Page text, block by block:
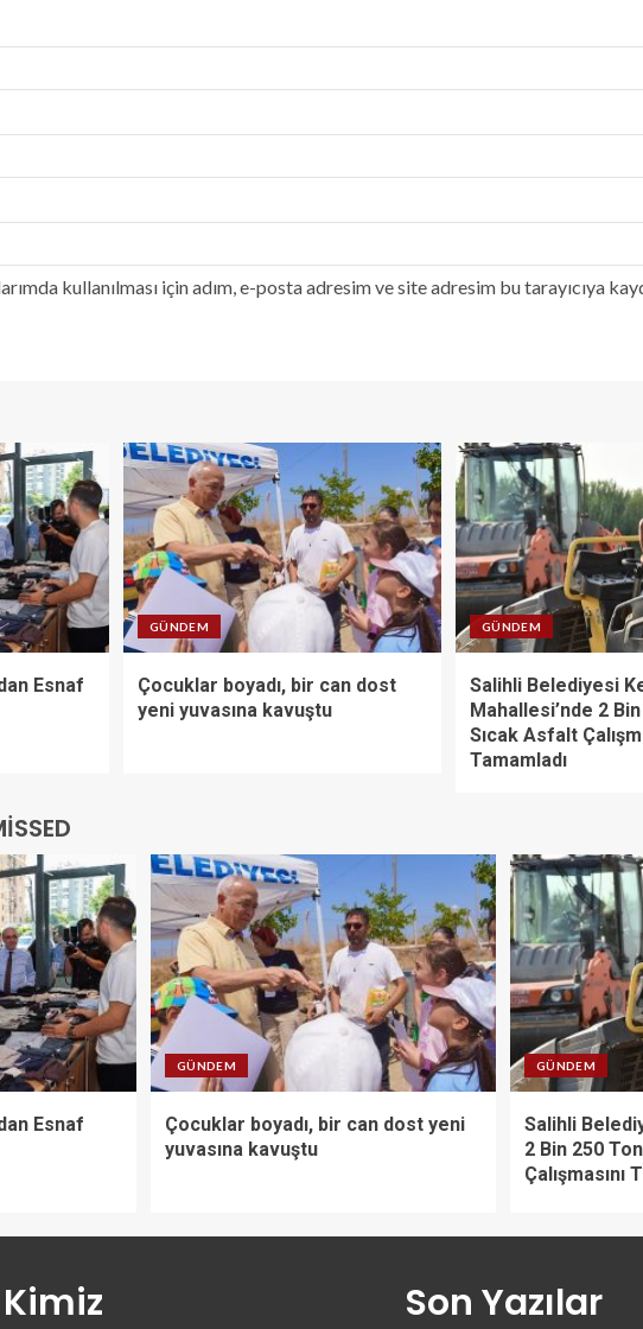
kullanılması için adım, e-posta adresim ve site adresim bu tarayıcıya
Esnaf
GÜNDEM
Çocuklar boyadı, bir can dost
yeni yuvasına kavuştu
GÜNDEM
Salihli Belediyesi
Mahallesi’nde 2
Sıcak Asfalt
Tamamladı
Esnaf
GÜNDEM
Çocuklar boyadı, bir can dost yeni
yuvasına kavuştu
GÜNDEM
Salihli
2 Bin 250
Çalışmasını
Son Yazılar